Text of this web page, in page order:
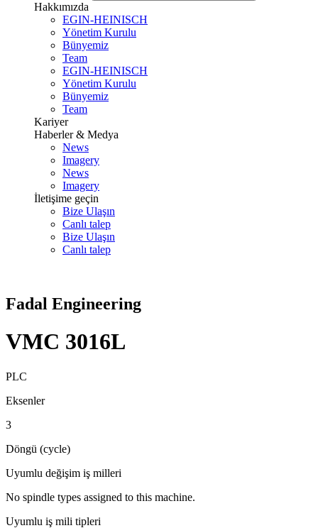
Hakkımızda
EGIN-HEINISCH
Yönetim Kurulu
Bünyemiz
Team
EGIN-HEINISCH
Yönetim Kurulu
Bünyemiz
Team
Kariyer
Haberler & Medya
News
Imagery
News
Imagery
İletişime geçin
Bize Ulaşın
Canlı talep
Bize Ulaşın
Canlı talep
Fadal Engineering
VMC 3016L
PLC
Eksenler
3
Döngü (cycle)
Uyumlu değişim iş milleri
No spindle types assigned to this machine.
Uyumlu iş mili tipleri